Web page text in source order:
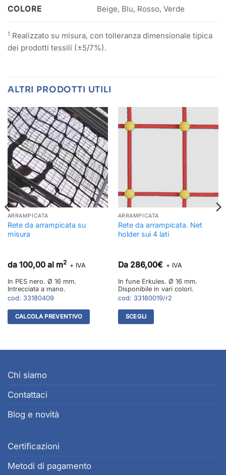
COLORE Beige, Blu, Rosso, Verde
1 Realizzato su misura, con tolleranza dimensionale tipica
dei prodotti tessili (±5/7%).
ALTRI PRODOTTI UTILI
ARRAMPICATA
Rete da arrampicata su
misura
da 100,00 al m2 + IVA
In PES nero. Ø 16 mm.
Intrecciata a mano.
cod: 33180409
CALCOLA PREVENTIVO
ARRAMPICATA
Rete da arrampicata. Net
holder sui 4 lati
Da 286,00€ + IVA
In fune Erkules. Ø 16 mm.
Disponibile in vari colori.
cod: 33180019/r2
SCEGLI
ha
Chi siamo
Contattaci
Blog e novità
Certificazioni
Metodi di pagamento